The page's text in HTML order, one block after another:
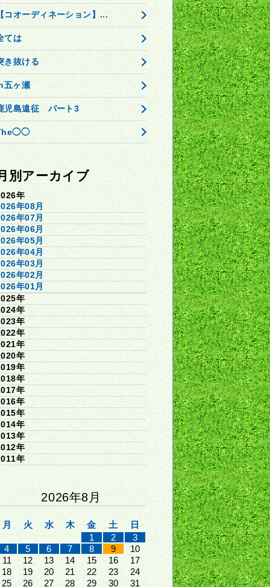
コオーディネーション】...
ては
き抜ける
五ヶ瀬
児島遠征 パート3
別アーカイブ
年
年08月
年07月
年06月
年05月
年04月
年03月
年02月
年01月
年
年
年
年
年
年
年
年
年
年
年
年
年
年
年
2026年8月
月 火 水 木 金 土
日
1
2
3
4
5 6 7 8 9
10
11
12 13 14 15 16
17
18
19 20 21 22 23
24
25
26 27 28 29 30 31